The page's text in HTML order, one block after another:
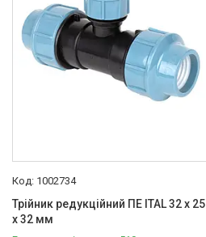
1002734
Трійник редукційний ПЕ ITAL 32 x 25
x 32 мм